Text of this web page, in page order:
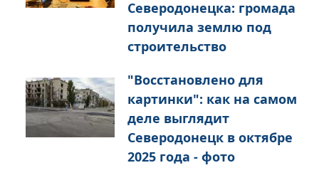
Северодонецка: громада
получила землю под
строительство
"Восстановлено для
картинки": как на самом
деле выглядит
Северодонецк в октябре
2025 года - фото